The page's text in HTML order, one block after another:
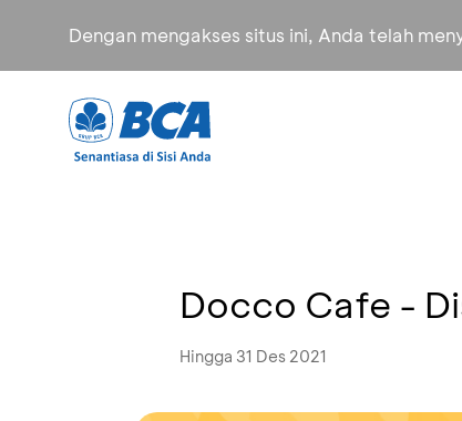
Dengan mengakses situs ini, Anda telah
Docco Cafe -
Hingga 31 Des 2021